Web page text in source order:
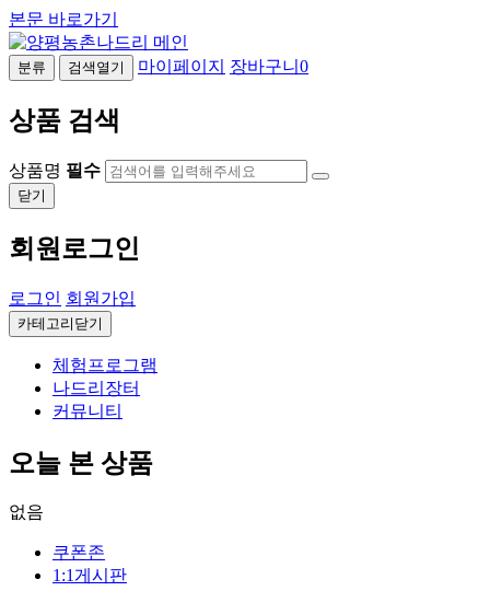
본문 바로가기
분류 검색열기 마이페이지 장바구니 0
상품 검색
상품명 필수
닫기
회원로그인
로그인 회원가입
카테고리닫기
체험프로그램
나드리장터
커뮤니티
오늘 본 상품
없음
쿠폰존
1:1게시판